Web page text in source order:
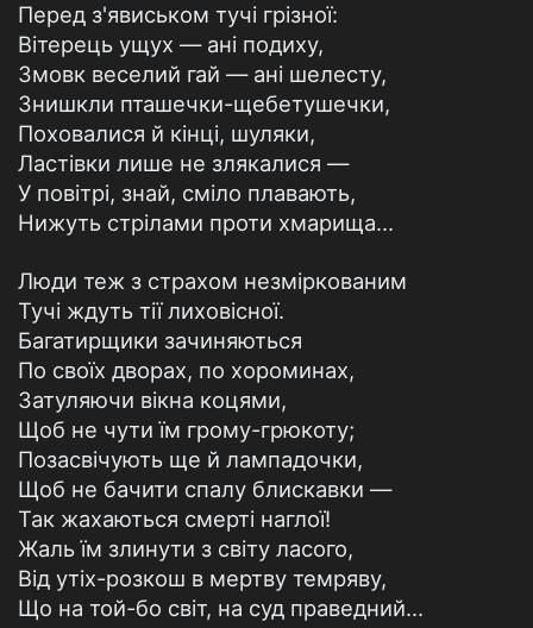
Перед з'явиськом тучі грізної:
Вітерець ущух — ані подиху,
Змовк веселий гай — ані шелесту,
Знишкли пташечки-щебетушечки,
Поховалися й кінці, шуляки,
Ластівки лише не злякалися —
У повітрі, знай, сміло плавають,
Нижуть стрілами проти хмарища...
Люди теж з страхом незміркованим
Тучі ждуть тії лиховісної.
Багатирщики зачиняються
По своїх дворах, по хороминах,
Затуляючи вікна коцями,
Щоб не чути їм грому-грюкоту;
Позасвічують ще й лампадочки,
Щоб не бачити спалу блискавки —
Так жахаються смерті наглої!
Жаль їм злинути з світу ласого,
Від утіх-розкош в мертву темряву,
Що на той-бо світ, на суд праведний...